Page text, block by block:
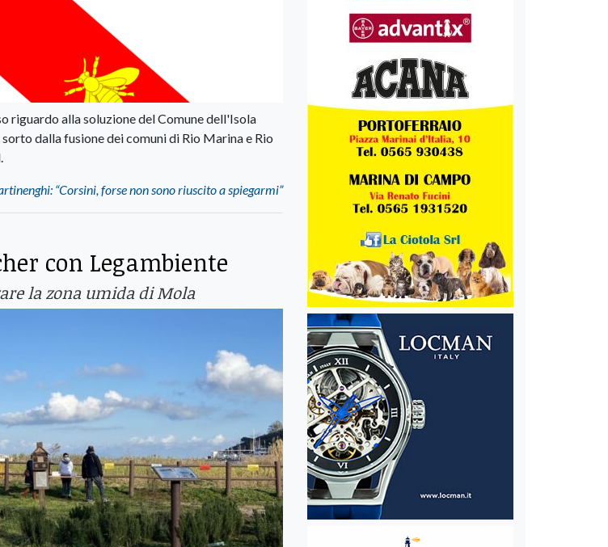
riguardo alla soluzione del Comune dell'Isola
dalla fusione dei comuni di Rio Marina e Rio
“Corsini, forse non sono riuscito a spiegarmi”
con Legambiente
la zona umida di Mola